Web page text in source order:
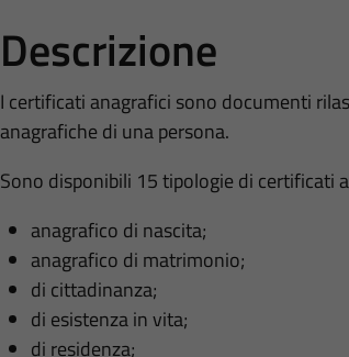
Descrizione
I certificati anagrafici sono documenti
anagrafiche di una persona.
Sono disponibili 15 tipologie di certificati
anagrafico di nascita;
anagrafico di matrimonio;
di cittadinanza;
di esistenza in vita;
di residenza;